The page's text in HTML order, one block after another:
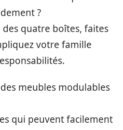
?
quatre boîtes, faites
votre famille
meubles modulables
qui peuvent facilement